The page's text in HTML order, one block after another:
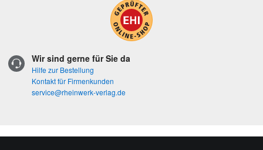
Wir sind gerne für Sie da
Hilfe zur Bestellung
Kontakt für Firmenkunden
service@rheinwerk-verlag.de